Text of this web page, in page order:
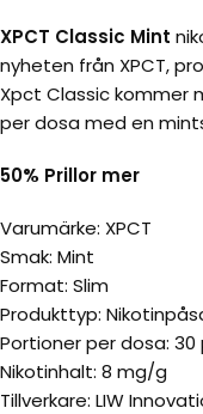
XPCT Classic Mint
nyheten från XPCT,
Xpct Classic kommer
per dosa med en
50% Prillor mer
Varumärke: XPCT
Smak: Mint
Format: Slim
Produkttyp:
Portioner per dosa: 30
Nikotinhalt: 8 mg/g
Tillverkare: LIW